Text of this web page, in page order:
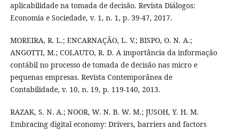
aplicabilidade na tomada de decisão. Revista Diálogos:
Economia e Sociedade, v. 1, n. 1, p. 39-47, 2017.
MOREIRA, R. L.; ENCARNAÇÃO, L. V.; BISPO, O. N. A.;
ANGOTTI, M.; COLAUTO, R. D. A importância da informação
contábil no processo de tomada de decisão nas micro e
pequenas empresas. Revista Contemporânea de
Contabilidade, v. 10, n. 19, p. 119-140, 2013.
RAZAK, S. N. A.; NOOR, W. N. B. W. M.; JUSOH, Y. H. M.
Embracing digital economy: Drivers, barriers and factors